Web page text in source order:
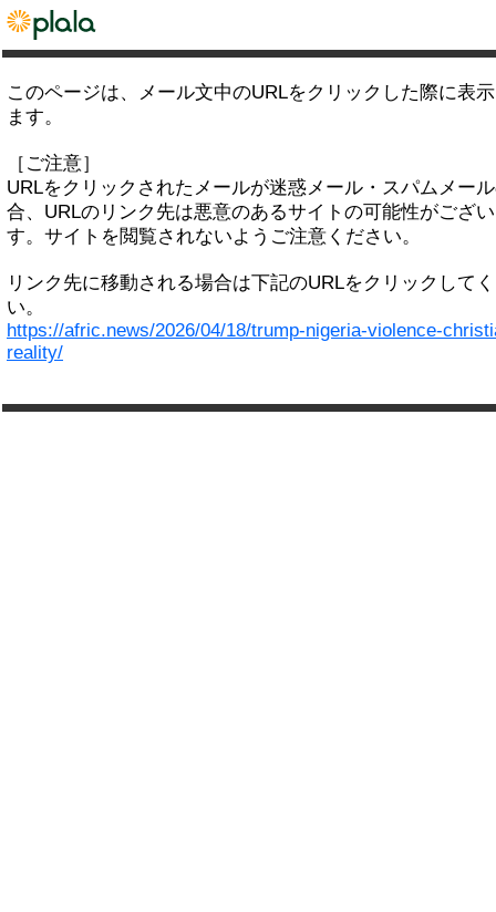
このページは、メール文中のURLをクリックした際に表
ます。
［ご注意］
URLをクリックされたメールが迷惑メール・スパムメー
合、URLのリンク先は悪意のあるサイトの可能性がござ
す。サイトを閲覧されないようご注意ください。
リンク先に移動される場合は下記のURLをクリックして
い。
https://afric.news/2026/04/18/trump-nigeria-violence-
reality/